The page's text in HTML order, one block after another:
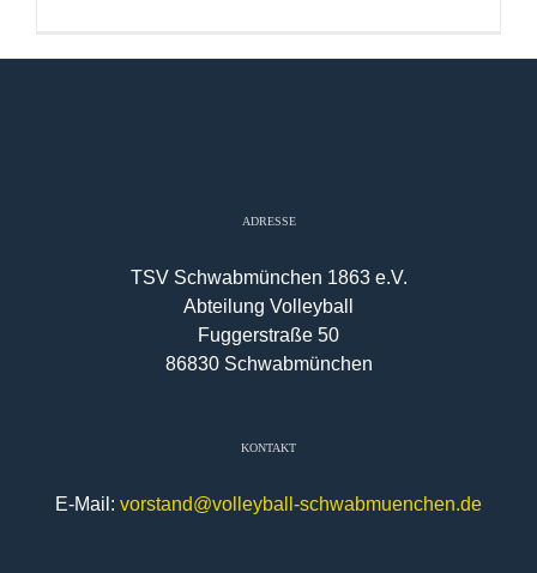
ADRESSE
TSV Schwabmünchen 1863 e.V.
Abteilung Volleyball
Fuggerstraße 50
86830 Schwabmünchen
KONTAKT
E-Mail: vorstand@volleyball-schwabmuenchen.de